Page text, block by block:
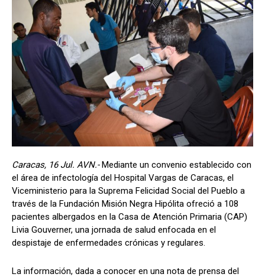
Caracas, 16 Jul. AVN.-Mediante un convenio establecido con
el área de infectología del Hospital Vargas de Caracas, el
Viceministerio para la Suprema Felicidad Social del Pueblo a
través de la Fundación Misión Negra Hipólita ofreció a 108
pacientes albergados en la Casa de Atención Primaria (CAP)
Livia Gouverner, una jornada de salud enfocada en el
despistaje de enfermedades crónicas y regulares.
La información, dada a conocer en una nota de prensa del